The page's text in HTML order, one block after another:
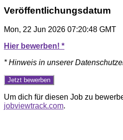
Veröffentlichungsdatum
Mon, 22 Jun 2026 07:20:48 GMT
Hier bewerben! *
* Hinweis in unserer
Um dich für diesen Job zu
jobviewtrack.com.